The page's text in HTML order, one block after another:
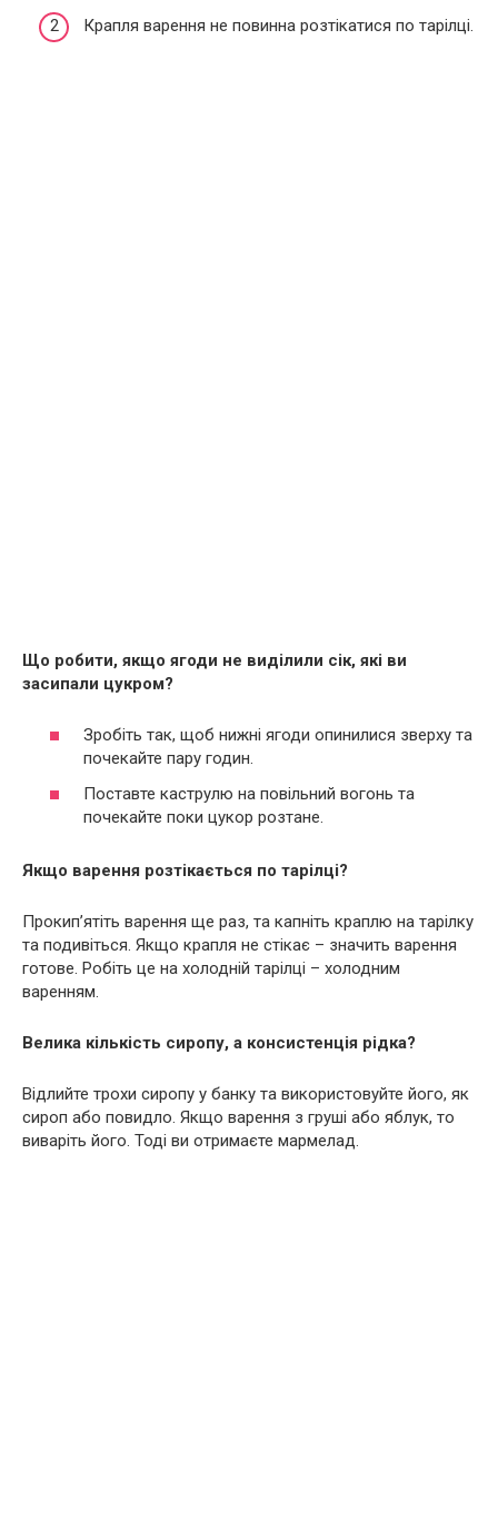
Крапля варення не повинна розтікатися по тарілці.
Що робити, якщо ягоди не виділили сік, які ви
засипали цукром?
Зробіть так, щоб нижні ягоди опинилися зверху та
почекайте пару годин.
Поставте каструлю на повільний вогонь та
почекайте поки цукор розтане.
Якщо варення розтікається по тарілці?
Прокип’ятіть варення ще раз, та капніть краплю на тарілку
та подивіться. Якщо крапля не стікає – значить варення
готове. Робіть це на холодній тарілці – холодним
варенням.
Велика кількість сиропу, а консистенція рідка?
Відлийте трохи сиропу у банку та використовуйте його, як
сироп або повидло. Якщо варення з груші або яблук, то
виваріть його. Тоді ви отримаєте мармелад.